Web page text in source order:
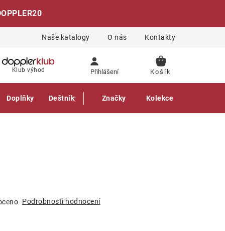
Naše katalogy O nás Kontakty
Klub výhod Přihlášení
NÁKUPNÍ
Doplňky Deštníky Gastro produkty
Značky Kolekce
Podrobnosti hodnocení